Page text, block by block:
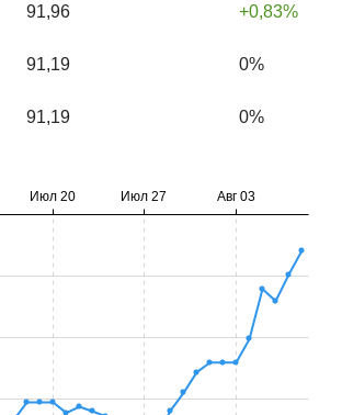
91,96 0,83%
91,19 0%
91,19 0%
Июл 20 Июл 27 Авг 03